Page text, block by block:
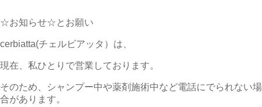
☆お知らせ☆とお願い
cerbiatta(チェルビアッタ）は、
現在、私ひとりで営業しております。
そのため、シャンプー中や薬剤施術中など電話にでられない場
合があります。